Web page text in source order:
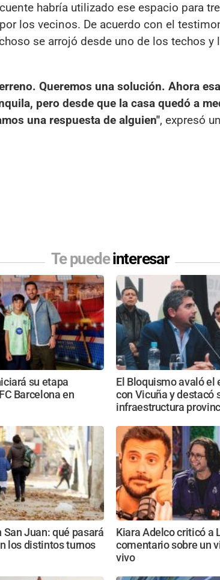
habría utilizado ese espacio para
los vecinos. De acuerdo con el
se arrojó desde uno de los techos y
Queremos una solución. Ahora
pero desde que la casa quedó a
una respuesta de alguien", expresó
Te puedeinteresar
su etapa
Barcelona en
El Bloquismo avaló
con Vicuña y destacó
infraestructura
San Juan: qué pasará
los distintos turnos
Kiara Adelco criticó a
comentario sobre un
vivo